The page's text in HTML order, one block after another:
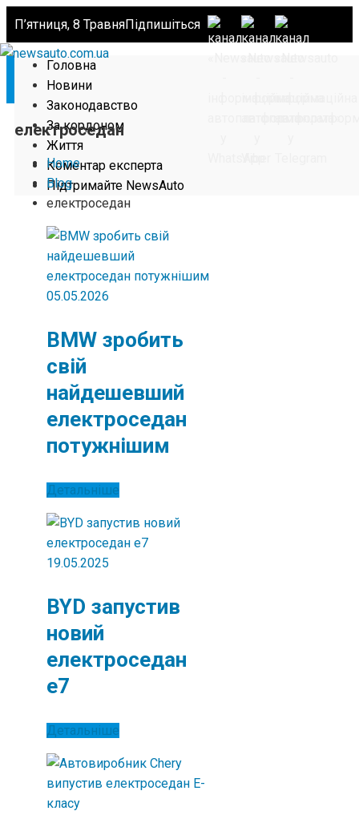
П’ятниця, 8 ТравняПідпишіться
Головна
Новини
Законодавство
За кордоном
Життя
Коментар експерта
Підтримайте NewsAuto
електроседан
Home
Blog
електроседан
05.05.2026
BMW зробить
свій
найдешевший
електроседан
потужнішим
Детальніше
19.05.2025
BYD запустив
новий
електроседан
e7
Детальніше